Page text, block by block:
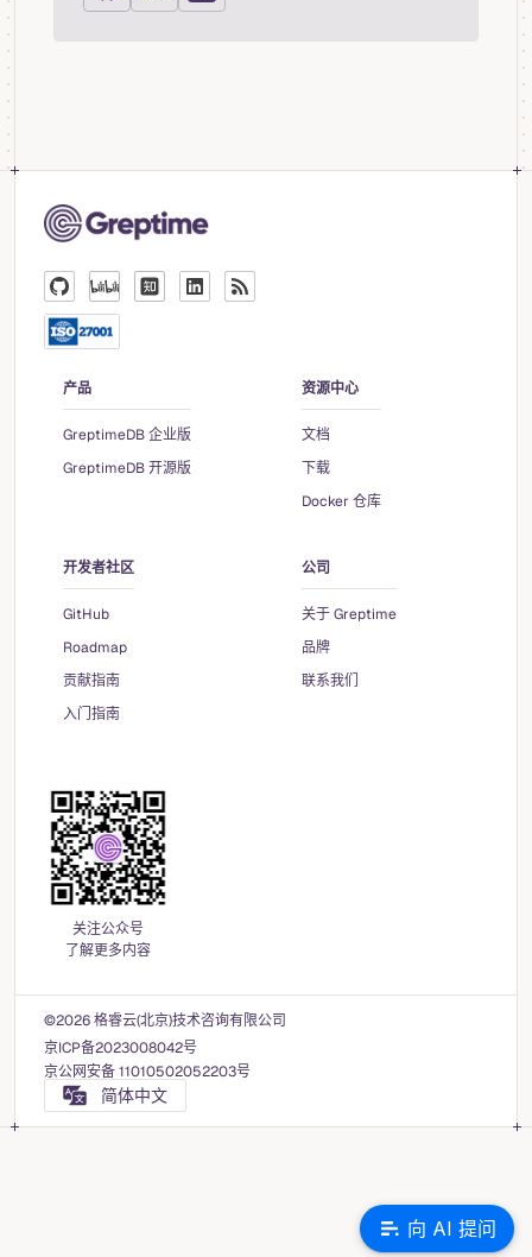
产品
GreptimeDB 企业版
GreptimeDB 开源版
资源中心
文档
下载
Docker 仓库
开发者社区
GitHub
Roadmap
贡献指南
入门指南
公司
关于 Greptime
品牌
联系我们
关注公众号
了解更多内容
©2026 格睿云(北京)技术咨询有限公司
京ICP备2023008042号
京公网安备 11010502052203号
简体中文
向 AI 提问